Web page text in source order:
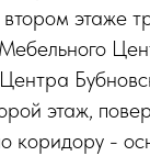
этаже
этаж,
коридору -